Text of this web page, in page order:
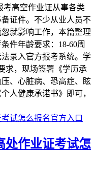
考高空作业证从事各类
证件。不少从业人员不
就影响工作，本篇整理
件‌年龄要求‌：18-60周
录入官方报考系统。‌学
求，现场签署《学历承
、心脏病、恐高症、眩
人健康承诺书》即可，
处作业证考试怎